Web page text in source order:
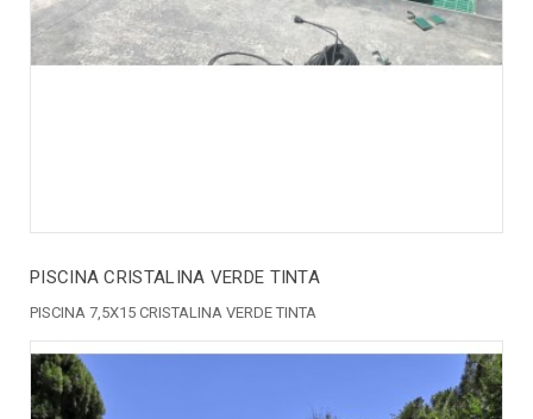
PISCINA CRISTALINA VERDE TINTA
PISCINA 7,5X15 CRISTALINA VERDE TINTA